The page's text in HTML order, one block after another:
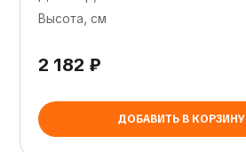
Высота, см
2 182 ₽
ДОБАВИТЬ В КОРЗИНУ